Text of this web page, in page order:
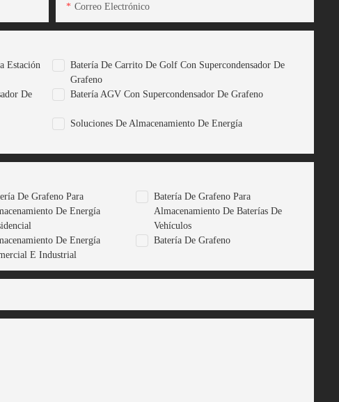
Correo Electrónico
Estación
Batería De Carrito De Golf Con Supercondensador De
Grafeno
De
Batería AGV Con Supercondensador De Grafeno
Soluciones De Almacenamiento De Energía
De Grafeno Para
De Energía
Batería De Grafeno Para
Almacenamiento De Baterías De
Vehículos
De Energía
E Industrial
Batería De Grafeno